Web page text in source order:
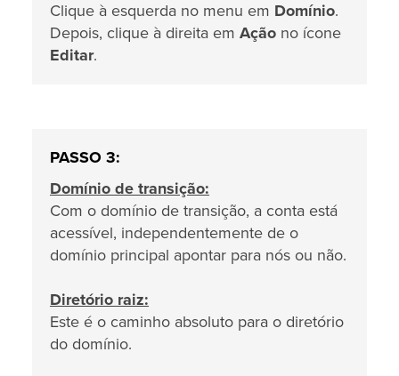
Clique à esquerda no menu em Domínio.
Depois, clique à direita em Ação no ícone
Editar.
PASSO 3:
Domínio de transição:
Com o domínio de transição, a conta está
acessível, independentemente de o
domínio principal apontar para nós ou não.
Diretório raiz:
Este é o caminho absoluto para o diretório
do domínio.